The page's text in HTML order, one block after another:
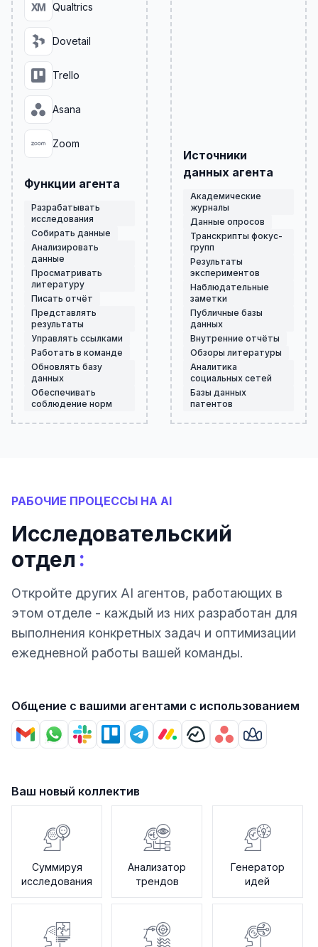
Qualtrics
Dovetail
Trello
Asana
Zoom
Функции агента
Разрабатывать
исследования
Собирать данные
Анализировать
данные
Просматривать
литературу
Писать отчёт
Представлять
результаты
Управлять ссылками
Работать в команде
Обновлять базу
данных
Обеспечивать
соблюдение норм
Источники
данных агента
Академические
журналы
Данные опросов
Транскрипты фокус-
групп
Результаты
экспериментов
Наблюдательные
заметки
Публичные базы
данных
Внутренние отчёты
Обзоры литературы
Аналитика
социальных сетей
Базы данных
патентов
РАБОЧИЕ ПРОЦЕССЫ НА AI
Исследовательский
отдел :
Откройте других AI агентов, работающих в
этом отделе - каждый из них разработан для
выполнения конкретных задач и оптимизации
ежедневной работы вашей команды.
Общение с вашими агентами с использованием
Ваш новый коллектив
Суммируя
исследования
Анализатор
трендов
Генератор
идей